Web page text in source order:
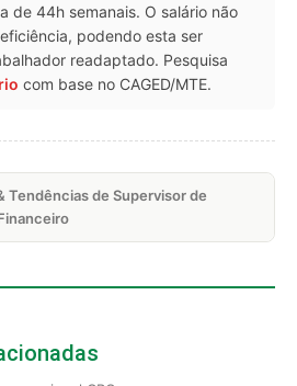
de 44h semanais. O salário não
podendo esta ser
readaptado. Pesquisa
com base no CAGED/MTE.
Tendências de Supervisor de